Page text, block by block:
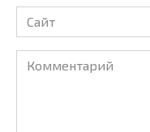
Сайт
Комментарий